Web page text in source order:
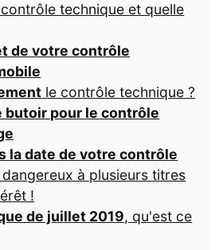
technique et quelle
de votre contrôle
le contrôle technique ?
butoir pour le contrôle
la date de votre contrôle
à plusieurs titres
!
de juillet 2019, qu'est ce